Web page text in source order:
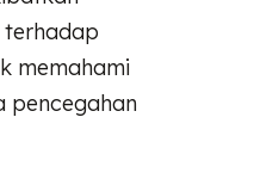
terhadap
memahami
pencegahan